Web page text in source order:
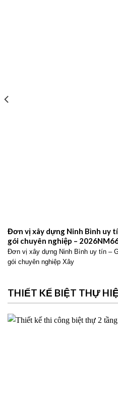
Đơn vị xây dựng Ninh Bình uy
gói chuyên nghiệp –
Đơn vị xây dựng Ninh Bình uy tín –
gói chuyên nghiệp Xây
THIẾT KẾ BIỆT THỰ